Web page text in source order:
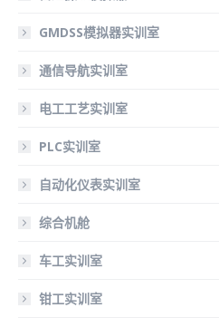
GMDSS模拟器实训室
通信导航实训室
电工工艺实训室
PLC实训室
自动化仪表实训室
综合机舱
车工实训室
钳工实训室